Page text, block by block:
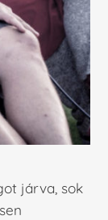
járva, sok